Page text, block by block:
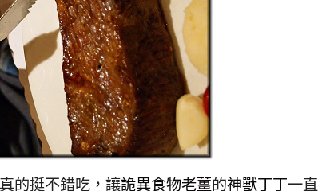
的挺不錯吃，讓詭異食物老薑的神獸丁丁一直